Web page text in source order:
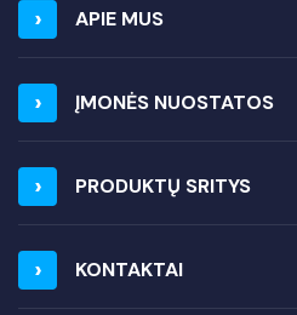
APIE MUS
ĮMONĖS NUOSTATOS
PRODUKTŲ SRITYS
KONTAKTAI